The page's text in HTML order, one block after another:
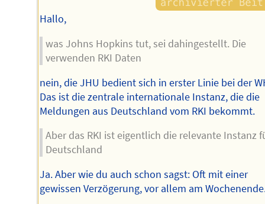
Hallo,
was Johns Hopkins tut, sei dahingestellt. Die
verwenden RKI Daten
nein, die JHU bedient sich in erster Linie bei der
Das ist die zentrale internationale Instanz, die die
Meldungen aus Deutschland vom RKI bekommt.
Aber das RKI ist eigentlich die relevante Instanz
Deutschland
Ja. Aber wie du auch schon sagst: Oft mit einer
gewissen Verzögerung, vor allem am